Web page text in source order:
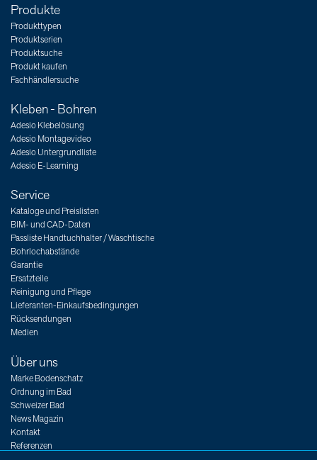
Produkte
Produkttypen
Produktserien
Produktsuche
Produkt kaufen
Fachhändlersuche
Kleben - Bohren
Adesio Klebelösung
Adesio Montagevideo
Adesio Untergrundliste
Adesio E-Learning
Service
Kataloge und Preislisten
BIM- und CAD-Daten
Passliste Handtuchhalter / Waschtische
Bohrlochabstände
Garantie
Ersatzteile
Reinigung und Pflege
Lieferanten-Einkaufsbedingungen
Rücksendungen
Medien
Über uns
Marke Bodenschatz
Ordnung im Bad
Schweizer Bad
News Magazin
Kontakt
Referenzen